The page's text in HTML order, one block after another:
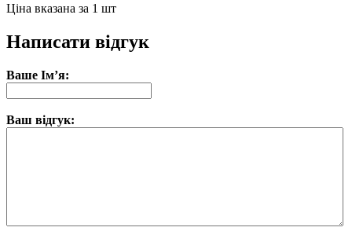
Ціна вказана за 1 шт
Написати відгук
Ваше Ім’я:
Ваш відгук: